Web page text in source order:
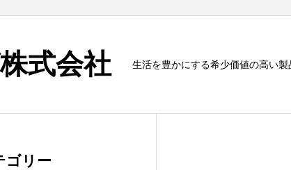
式会社 生活を豊かにする希少価値の高い
ゴリー